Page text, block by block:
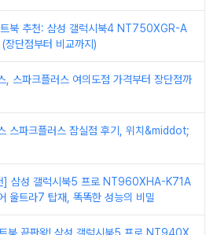
트북 추천: 삼성 갤럭시북4 NT750XGR-A
장단점부터 비교까지)
, 스파크플러스 여의도점 가격부터 장단점까
스파크플러스 잠실점 후기, 위치&middot;
] 삼성 갤럭시북5 프로 NT960XHA-K71A
울트라7 탑재, 똑똑한 성능의 비밀